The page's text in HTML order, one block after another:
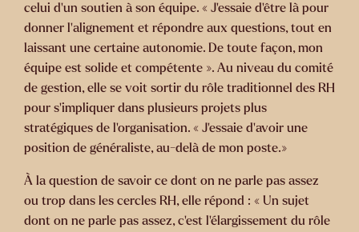
celui d’un soutien à son équipe. « J’essaie d’être là pour
donner l’alignement et répondre aux questions, tout en
laissant une certaine autonomie. De toute façon, mon
équipe est solide et compétente ». Au niveau du comité
de gestion, elle se voit sortir du rôle traditionnel des RH
pour s’impliquer dans plusieurs projets plus
stratégiques de l’organisation. « J’essaie d’avoir une
position de généraliste, au-delà de mon poste.»
À la question de savoir ce dont on ne parle pas assez
ou trop dans les cercles RH, elle répond : « Un sujet
dont on ne parle pas assez, c’est l’élargissement du rôle